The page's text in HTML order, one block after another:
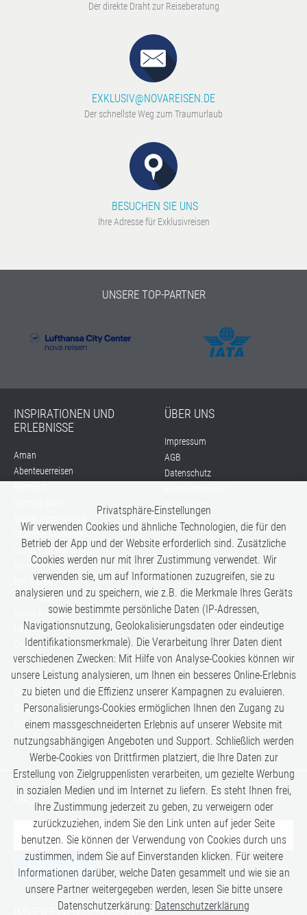
Der direkte Draht zur Reiseberatung
EXKLUSIV@NOVAREISEN.DE
Der schnellste Weg zum Traumurlaub
BESUCHEN SIE UNS
Ihre Adresse für Exklusivreisen
UNSERE TOP-PARTNER
INSPIRATIONEN UND
ERLEBNISSE
Aman
Abenteuerreisen
Gourmet-Momente
Luxus Familienurlaub
Honeymoon
Hot & New
Hüttenzauber
Luxus Kreuzfahrten
Lifestyle
Once in a Lifetime
Romance
Safari-Erlebnisse
Simply the Best
Six Senses
Villen
Zugreisen
ÜBER UNS
Impressum
AGB
Datenschutz
nova reisen
Anfahrt
UNSERE EXKLUSIVEN GEHEIMTIPPS SICHERN:
JETZT ANMELDEN
IMMER EINEN BESUCH WERT:
Privatsphäre-Einstellungen
Wir verwenden Cookies und ähnliche Technologien, die für den
Betrieb der App und der Website erforderlich sind. Zusätzliche
Cookies werden nur mit Ihrer Zustimmung verwendet. Wir
verwenden sie, um auf Informationen zuzugreifen, sie zu
analysieren und zu speichern, wie z.B. die Merkmale Ihres Geräts
sowie bestimmte persönliche Daten (IP-Adressen,
Navigationsnutzung, Geolokalisierungsdaten oder eindeutige
Identifikationsmerkmale). Die Verarbeitung Ihrer Daten dient
verschiedenen Zwecken: Mit Hilfe von Analyse-Cookies können wir
unsere Leistung analysieren, um Ihnen ein besseres Online-Erlebnis
zu bieten und die Effizienz unserer Kampagnen zu evaluieren.
Personalisierungs-Cookies ermöglichen Ihnen den Zugang zu
einem massgeschneiderten Erlebnis auf unserer Website mit
nutzungsabhängigen Angeboten und Support. Schließlich werden
Werbe-Cookies von Drittfirmen platziert, die Ihre Daten zur
Erstellung von Zielgruppenlisten verarbeiten, um gezielte Werbung
in sozialen Medien und im Internet zu liefern. Es steht Ihnen frei,
Ihre Zustimmung jederzeit zu geben, zu verweigern oder
zurückzuziehen, indem Sie den Link unten auf jeder Seite
benutzen. Sie können der Verwendung von Cookies durch uns
zustimmen, indem Sie auf Einverstanden klicken. Für weitere
Informationen darüber, welche Daten gesammelt und wie sie an
unsere Partner weitergegeben werden, lesen Sie bitte unsere
Datenschutzerkärung: Datenschutzerklärung